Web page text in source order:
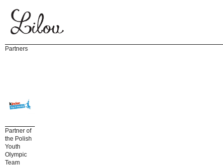
Partners
Partner of
the Polish
Youth
Olympic
Team